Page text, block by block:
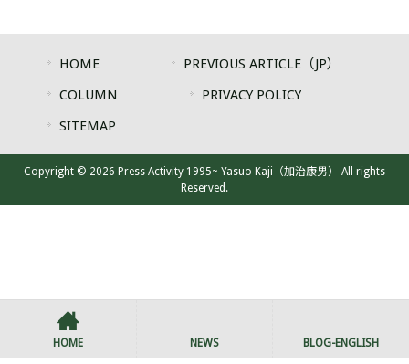
HOME
PREVIOUS ARTICLE（JP）
COLUMN
PRIVACY POLICY
SITEMAP
Copyright © 2026 Press Activity 1995~ Yasuo Kaji（加治康男） All rights
Reserved.
HOME NEWS BLOG-ENGLISH